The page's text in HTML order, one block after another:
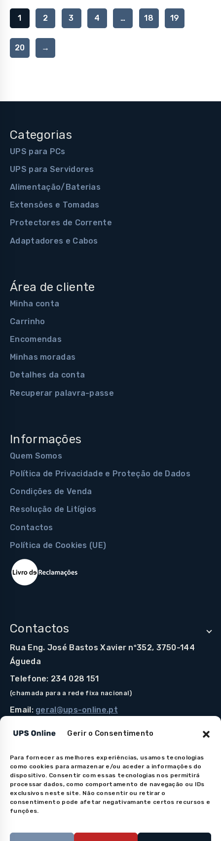
Gerir o Consentimento
Para fornecer as melhores experiências, usamos tecnologias
como cookies para armazenar e/ou aceder a informações do
dispositivo. Consentir com essas tecnologias nos permitirá
processar dados, como comportamento de navegação ou IDs
exclusivos neste site. Não consentir ou retirar o
consentimento pode afetar negativamante certos recursos e
funções.
1 2 3 4 … 18 19
20 →
Categorias
UPS para PCs
UPS para Servidores
Alimentação/Baterias
Extensões e Tomadas
Protectores de Corrente
Adaptadores e Cabos
Área de cliente
Minha conta
Carrinho
Encomendas
Minhas moradas
Detalhes da conta
Recuperar palavra-passe
Informações
Quem Somos
Política de Privacidade e Proteção de Dados
Condições de Venda
Resolução de Litígios
Contactos
Política de Cookies (UE)
Contactos
Rua Eng. José Bastos Xavier nº352, 3750-144
Águeda
Telefone: 234 028 151
(chamada para a rede fixa nacional)
Email: geral@ups-online.pt
Os preços indicados incluem IVA à taxa legal em vigor.
Todos os artigos apresentados no site encontram-se
sujeitos à disponibilidade de stock após confirmação da
encomenda. As imagens são meramente ilustrativas. Em
caso de dúvida na apresentação do produto por favor